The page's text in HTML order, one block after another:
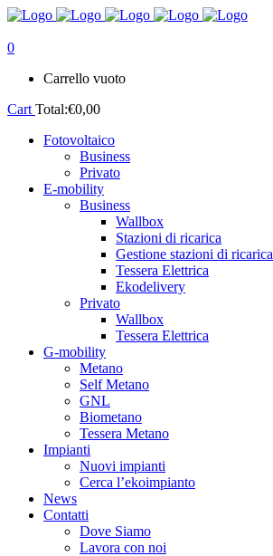
0
Carrello vuoto
Cart Total:€0,00
Fotovoltaico
Business
Privato
E-mobility
Business
Wallbox
Stazioni di ricarica
Gestione stazioni di ricarica
Tessera Elettrica
Ekodelivery
Privato
Wallbox
Tessera Elettrica
G-mobility
Metano
Self Metano
GNL
Biometano
Tessera Metano
Impianti
Nuovi impianti
Cerca l’ekoimpianto
News
Contatti
Dove Siamo
Lavora con noi